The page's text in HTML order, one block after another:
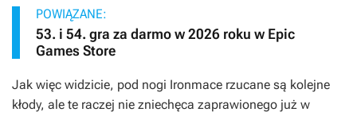
POWIĄZANE:
53. i 54. gra za darmo w 2026 roku w Epic
Games Store
Jak więc widzicie, pod nogi Ironmace rzucane są kolejne
kłody, ale te raczej nie zniechęca zaprawionego już w